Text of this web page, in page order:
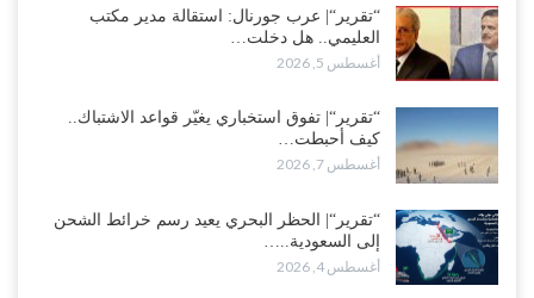
“تقرير“| عرب جورنال: استقالة مدير مكتب
العليمي.. هل دخلت…
أغسطس 5, 2026
“تقرير“| تفوق استخباري يغيّر قواعد الاشتباك..
كيف أحبطت…
أغسطس 7, 2026
“تقرير“| الحظر البحري يعيد رسم خرائط الشحن
إلى السعودية..…
أغسطس 4, 2026